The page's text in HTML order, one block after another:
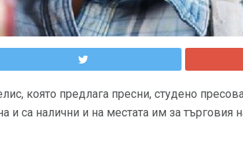
която предлага пресни, студено
и са налични и на местата им за търговия